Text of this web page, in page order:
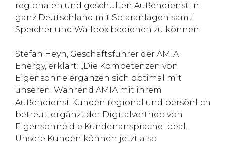
regionalen und geschulten Außendienst in
ganz Deutschland mit Solaranlagen samt
Speicher und Wallbox bedienen zu können.
Stefan Heyn, Geschäftsführer der AMIA
Energy, erklärt: „Die Kompetenzen von
Eigensonne ergänzen sich optimal mit
unseren. Während AMIA mit ihrem
Außendienst Kunden regional und persönlich
betreut, ergänzt der Digitalvertrieb von
Eigensonne die Kundenansprache ideal.
Unsere Kunden können jetzt also